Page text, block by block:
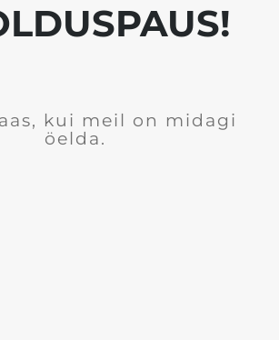
kui meil on midagi
öelda.